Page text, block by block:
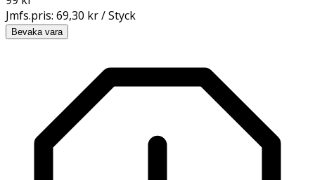
Jmfs.pris: 69,30 kr / Styck
Bevaka vara